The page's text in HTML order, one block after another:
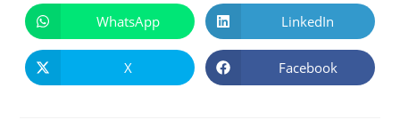
WhatsApp LinkedIn
X Facebook